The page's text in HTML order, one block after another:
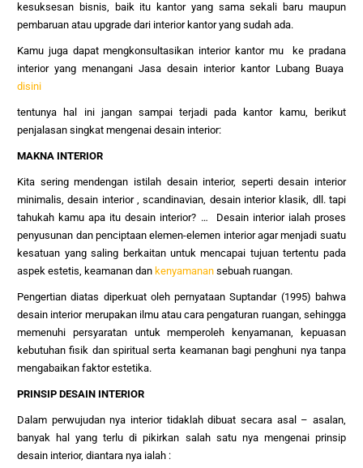
kesuksesan bisnis, baik itu kantor yang sama sekali baru maupun
pembaruan atau upgrade dari interior kantor yang sudah ada.
Kamu juga dapat mengkonsultasikan interior kantor mu ke pradana
interior yang menanganiJasa desain interior kantor Lubang Buaya
disini
tentunya hal ini jangan sampai terjadi pada kantor kamu, berikut
penjalasan singkat mengenai desain interior:
MAKNA INTERIOR
Kita sering mendengan istilah desain interior, seperti desain interior
minimalis, desain interior , scandinavian, desain interior klasik, dll. tapi
tahukah kamu apa itu desain interior? … Desain interior ialah proses
penyusunan dan penciptaan elemen-elemen interior agar menjadi suatu
kesatuan yang saling berkaitan untuk mencapai tujuan tertentu pada
aspek estetis, keamanan dan kenyamanan sebuah ruangan.
Pengertian diatas diperkuat oleh pernyataan Suptandar (1995) bahwa
desain interior merupakan ilmu atau cara pengaturan ruangan, sehingga
memenuhi persyaratan untuk memperoleh kenyamanan, kepuasan
kebutuhan fisik dan spiritual serta keamanan bagi penghuni nya tanpa
mengabaikan faktor estetika.
PRINSIP DESAIN INTERIOR
Dalam perwujudan nya interior tidaklah dibuat secara asal – asalan,
banyak hal yang terlu di pikirkan salah satu nya mengenai prinsip
desain interior, diantara nya ialah :